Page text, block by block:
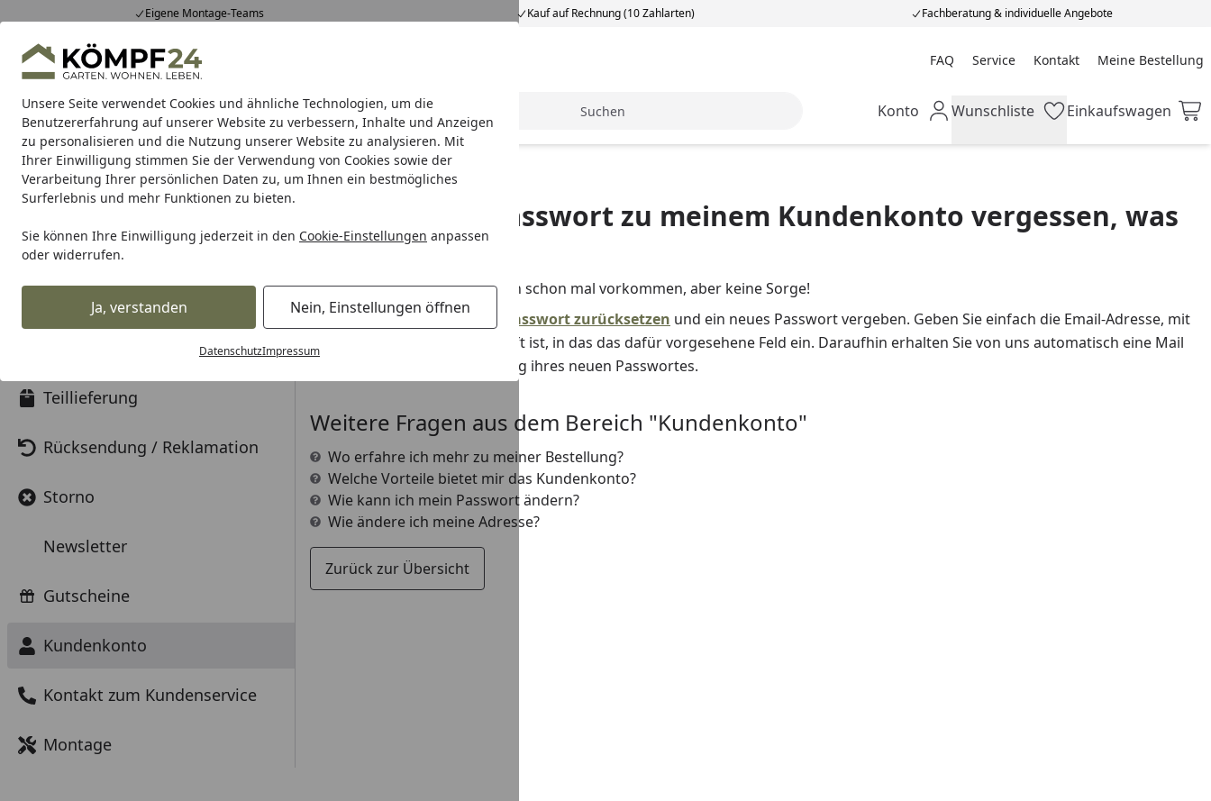
Unsere Seite verwendet Cookies und ähnliche Technologien, um die
Benutzererfahrung auf unserer Website zu verbessern, Inhalte und Anzeigen
zu personalisieren und die Nutzung unserer Website zu analysieren. Mit
Ihrer Einwilligung stimmen Sie der Verwendung von Cookies sowie der
Verarbeitung Ihrer persönlichen Daten zu, um Ihnen ein bestmögliches
Surferlebnis und mehr Funktionen zu bieten.
Sie können Ihre Einwilligung jederzeit in den Cookie-Einstellungen anpassen
oder widerrufen.
Ja, verstanden Nein, Einstellungen öffnen
DatenschutzImpressum
Eigene Montage-Teams Kauf auf Rechnung (10 Zahlarten) Fachberatung & individuelle Angebote
Hotline0 71 588 01 81
Mo-Fr. 8-16 Uhr 25.958 Bewertungen FAQ Service Kontakt Meine Bestellung
Meine Bestellung
Alle Produkte
Alle ProdukteHighlights Tipps & Tricks Suche Mein Konto
Konto Wunschliste
Wunschliste Einkaufswagen
Einkaufswagen
Startseite
Passwort vergessen?
Antworten zu den Themen
Bestellung
Bezahlung & Rechnung
Versand und Lieferung
Teillieferung
Rücksendung / Reklamation
Storno
Newsletter
Gutscheine
Kundenkonto
Kontakt zum Kundenservice
Montage
Ich habe das Passwort zu meinem Kundenkonto vergessen, was
kann ich tun?
Passwort vergessen? Das kann schon mal vorkommen, aber keine Sorge!
Sie können ganz einfach Ihr
Passwort zurücksetzen und ein neues Passwort vergeben. Geben Sie einfach die Email-Adresse, mit
der Ihr Kundenkonto verknüpft ist, in das das dafür vorgesehene Feld ein. Daraufhin erhalten Sie von uns automatisch eine Mail
mit einem Link zur Generierung ihres neuen Passwortes.
Weitere Fragen aus dem Bereich "Kundenkonto"
Wo erfahre ich mehr zu meiner Bestellung?
Welche Vorteile bietet mir das Kundenkonto?
Wie kann ich mein Passwort ändern?
Wie ändere ich meine Adresse?
Zurück zur Übersicht